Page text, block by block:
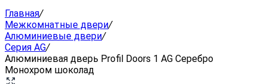
Главная/
Межкомнатные двери/
Алюминиевые двери/
Серия AG/
Алюминиевая дверь Profil Doors 1 AG Серебро
Монохром шоколад